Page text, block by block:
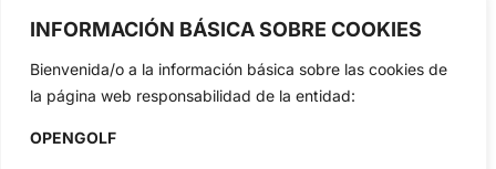
INFORMACIÓN BÁSICA SOBRE COOKIES
Bienvenida/o a la información básica sobre las cookies de
la página web responsabilidad de la entidad:
OPENGOLF
profesional y amateur, resultados en directo, vídeos, noticias,
Tour...
Categorias
Inicio